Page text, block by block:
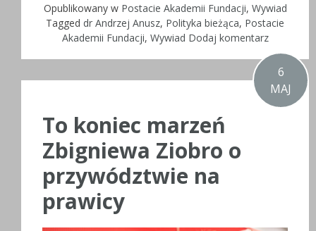
Opublikowany w Postacie Akademii Fundacji, Wywiad
Tagged dr Andrzej Anusz, Polityka bieżąca, Postacie
Akademii Fundacji, Wywiad Dodaj komentarz
6
MAJ
To koniec marzeń
Zbigniewa Ziobro o
przywództwie na
prawicy